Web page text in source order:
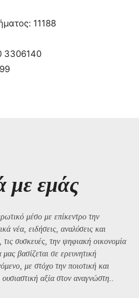
11188
3306140
με εμάς
μέσο με επίκεντρο την
νέα, ειδήσεις, αναλύσεις και
τις συσκευές, την ψηφιακή οικονομία
βασίζεται σε ερευνητική
με στόχο την ποιοτική και
αξία στον αναγνώστη..